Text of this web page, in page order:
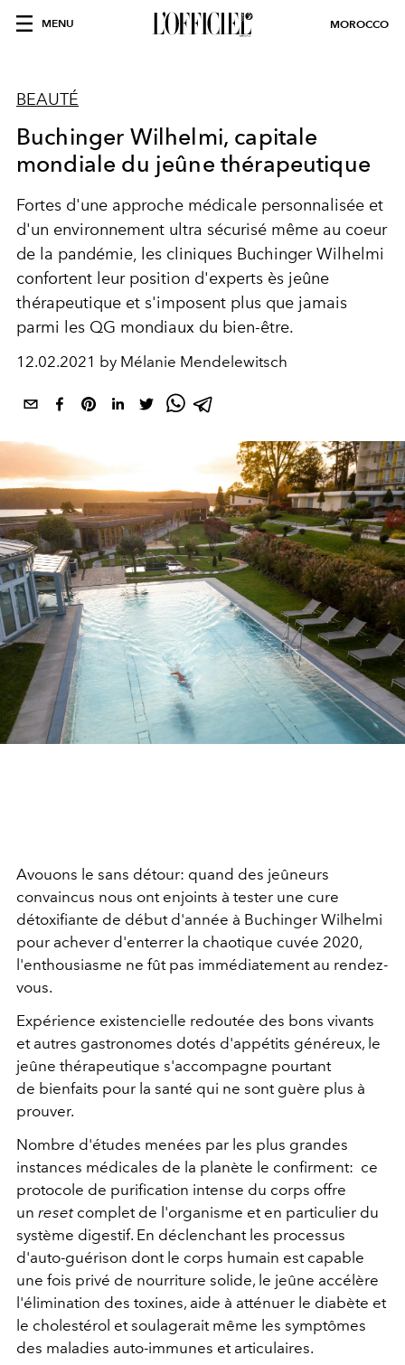
MENU MOROCCO
BEAUTÉ
Buchinger Wilhelmi, capitale
mondiale du jeûne thérapeutique
Fortes d'une approche médicale personnalisée et
d'un environnement ultra sécurisé même au coeur
de la pandémie, les cliniques Buchinger Wilhelmi
confortent leur position d'experts ès jeûne
thérapeutique et s'imposent plus que jamais
parmi les QG mondiaux du bien-être.
12.02.2021 by Mélanie Mendelewitsch
Avouons le sans détour: quand des jeûneurs
convaincus nous ont enjoints à tester une cure
détoxifiante de début d'année à Buchinger Wilhelmi
pour achever d'enterrer la chaotique cuvée 2020,
l'enthousiasme ne fût pas immédiatement au rendez-
vous.
Expérience existencielle redoutée des bons vivants
et autres gastronomes dotés d'appétits généreux, le
jeûne thérapeutique s'accompagne pourtant
de bienfaits pour la santé qui ne sont guère plus à
prouver.
Nombre d'études menées par les plus grandes
instances médicales de la planète le confirment: ce
protocole de purification intense du corps offre
un resetcomplet de l'organisme et en particulier du
système digestif. En déclenchant les processus
d'auto-guérison dont le corps humain est capable
une fois privé de nourriture solide, le jeûne accélère
l'élimination des toxines, aide à atténuer le diabète et
le cholestérol et soulagerait même les symptômes
des maladies auto-immunes et articulaires.